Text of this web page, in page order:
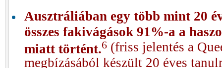
Ausztráliában egy több mint 20
összes fakivágások 91%-a a
miatt történt. 6 (friss jelentés a
megbízásából készült 20 éves